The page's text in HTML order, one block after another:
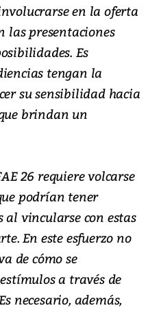
en la oferta
las presentaciones
Es
tengan la
su sensibilidad hacia
brindan un
26 requiere volcarse
podrían tener
al vincularse con estas
En este esfuerzo no
de cómo se
a través de
necesario, además,